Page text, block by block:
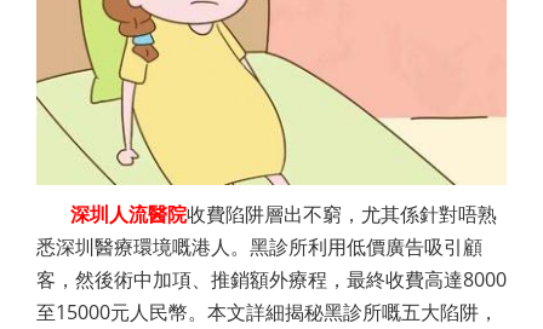
深圳人流醫院收費陷阱層出不窮，尤其係針對唔熟
悉深圳醫療環境嘅港人。黑診所利用低價廣告吸引顧
客，然後術中加項、推銷額外療程，最終收費高達8000
至15000元人民幣。本文詳細揭秘黑診所嘅五大陷阱，